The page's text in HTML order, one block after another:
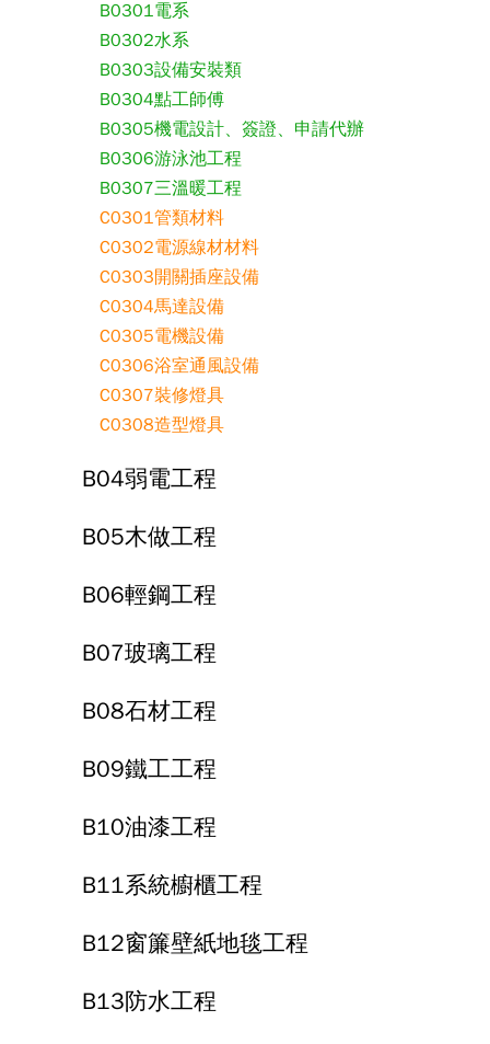
B0301電系
B0302水系
B0303設備安裝類
B0304點工師傅
B0305機電設計、簽證、申請代辦
B0306游泳池工程
B0307三溫暖工程
C0301管類材料
C0302電源線材材料
C0303開關插座設備
C0304馬達設備
C0305電機設備
C0306浴室通風設備
C0307裝修燈具
C0308造型燈具
B04弱電工程
B05木做工程
B06輕鋼工程
B07玻璃工程
B08石材工程
B09鐵工工程
B10油漆工程
B11系統櫥櫃工程
B12窗簾壁紙地毯工程
B13防水工程